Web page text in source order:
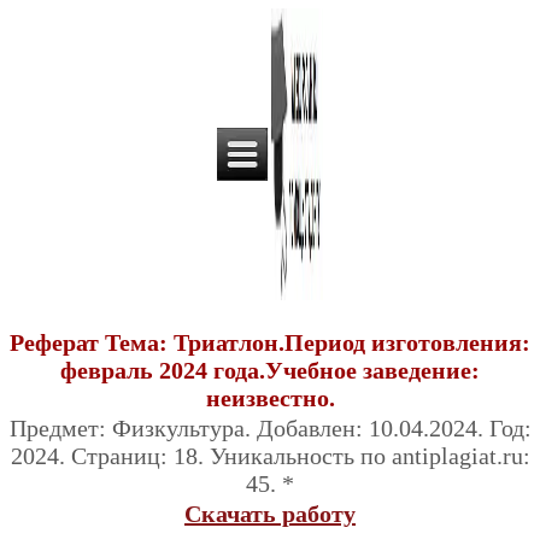
Реферат Тема: Триатлон.Период изготовления:
февраль 2024 года.Учебное заведение:
неизвестно.
Предмет: Физкультура. Добавлен: 10.04.2024. Год:
2024. Страниц: 18. Уникальность по antiplagiat.ru:
45. *
Скачать работу